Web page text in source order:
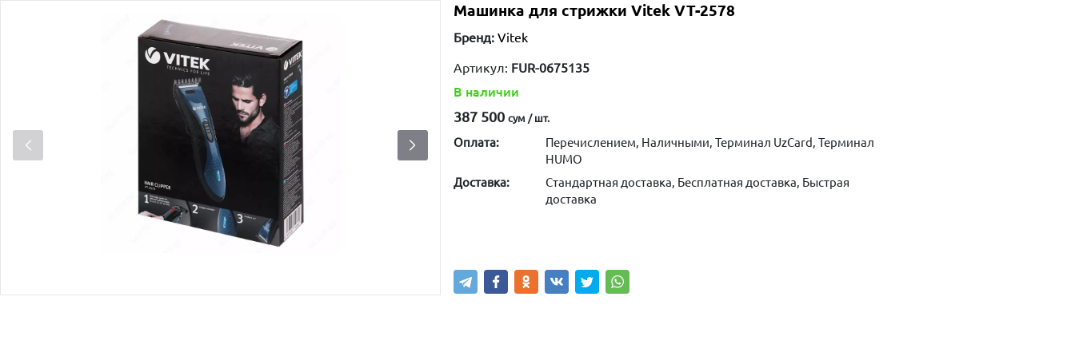
Машинка для стрижки Vitek VT-2578
Бренд: Vitek
Артикул: FUR-0675135
В наличии
387 500 сум / шт.
Оплата:
Перечислением, Наличными, Терминал UzCard, Терминал
HUMO
Доставка:
Стандартная доставка, Бесплатная доставка, Быстрая
доставка